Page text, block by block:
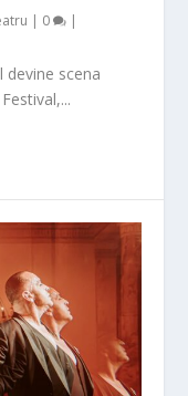
| 0 |
devine scena